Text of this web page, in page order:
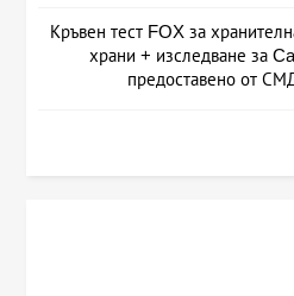
Кръвен тест FOX за
храни + изследване за
предоставено от